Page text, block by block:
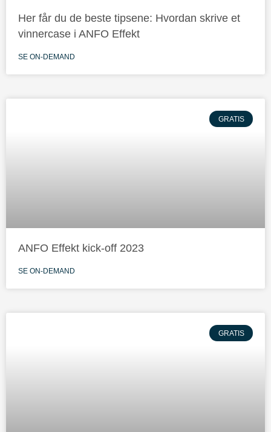
Her får du de beste tipsene: Hvordan skrive et
vinnercase i ANFO Effekt
SE ON-DEMAND
GRATIS
ANFO Effekt kick-off 2023
SE ON-DEMAND
GRATIS